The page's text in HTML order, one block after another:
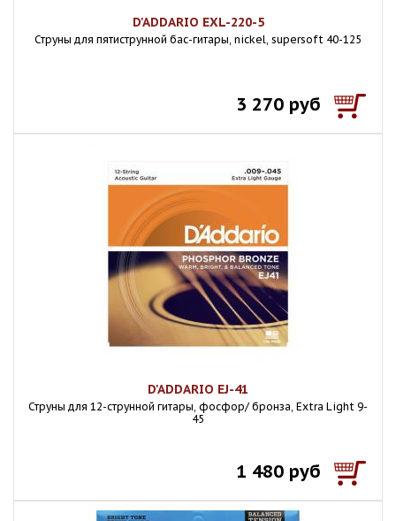
D'ADDARIO EXL-220-5
Струны для пятиструнной бас-гитары, nickel, supersoft 40-125
3 270 руб
D'ADDARIO EJ-41
Струны для 12-струнной гитары, фосфор/ бронза, Extra Light 9-
45
1 480 руб